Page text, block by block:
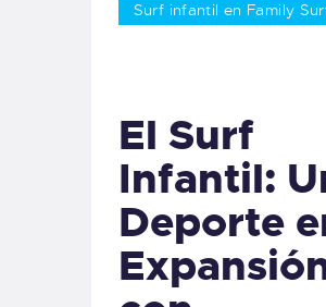
Surf infantil en Family
El Surf
Infantil:
Deporte